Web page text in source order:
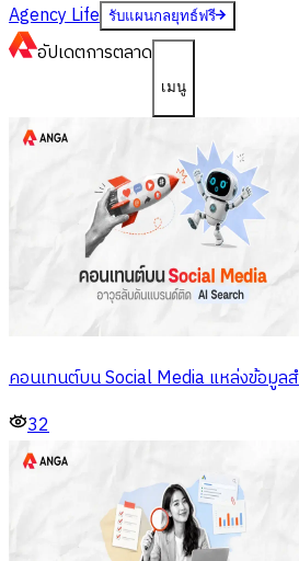
Agency Life รับแผนกลยุทธ์ฟรี
อัปเดตการตลาด
เมนู
คอนเทนต์บน Social Media แหล่งข้อมูล
32